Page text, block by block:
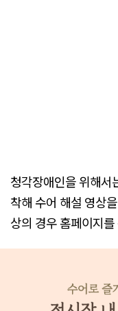
청각장애인을 위해서
착해 수어 해설 영상
상의 경우 홈페이지